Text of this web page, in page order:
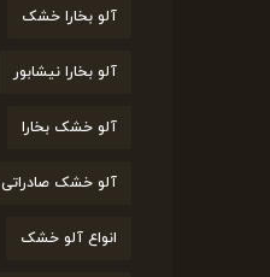
آلو بخارا خشک
آلو بخارا نیشابور
آلو خشک بخارا
آلو خشک صادراتی
انواع آلو خشک